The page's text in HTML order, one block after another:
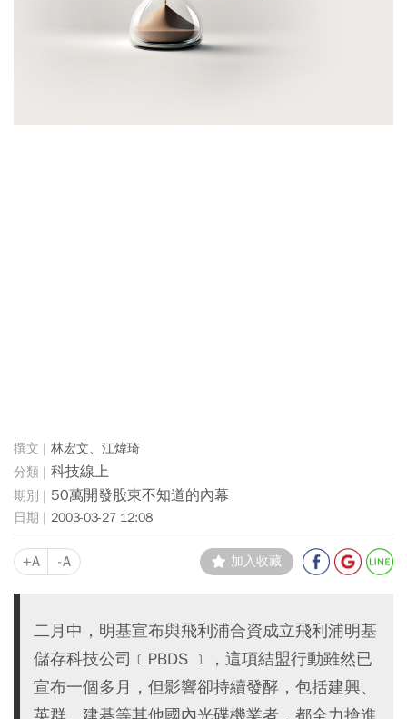
林宏文、江煒琦
科技線上
50萬開發股東不知道的內幕
2003-03-27 12:08
+A -A 加入收藏
二月中，明基宣布與飛利浦合資成立飛利浦明基
儲存科技公司﹝PBDS ﹞，這項結盟行動雖然已
宣布一個多月，但影響卻持續發酵，包括建興、